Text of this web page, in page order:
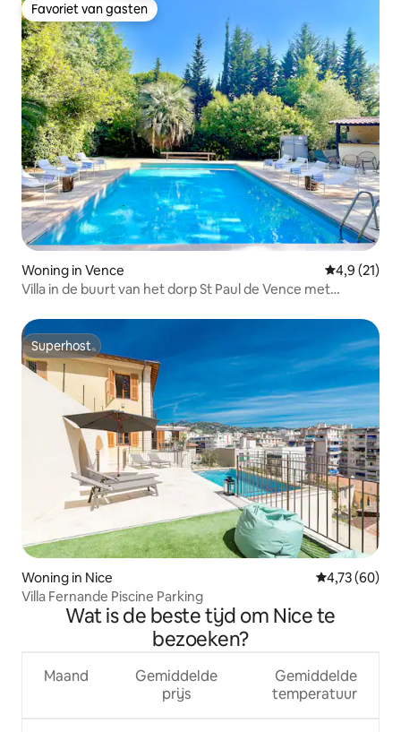
Favoriet van gasten
Favoriet van gasten
Woning in Vence
4,9 (21)
Villa in de buurt van het dorp St Paul de Vence met
Superhost
Superhost
Woning in Nice Gemiddelde
4,73 (60)
Villa Fernande Piscine Parking
Wat is de beste tijd om Nice te
bezoeken?
Maand
Gemiddelde
prijs
Gemiddelde
temperatuur